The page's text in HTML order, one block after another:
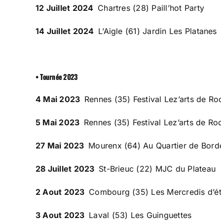
12 Juillet 2024 Chartres (28) Paill’hot Party
14 Juillet 2024 L’Aigle (61) Jardin Les Platanes
• Tournée 2023
4 Mai 2023 Rennes (35) Festival Lez’arts de
5 Mai 2023 Rennes (35) Festival Lez’arts de
27 Mai 2023 Mourenx (64) Au Quartier de
28 Juillet 2023 St-Brieuc (22) MJC du Plateau
2 Aout 2023 Combourg (35) Les Mercredis
3 Aout 2023 Laval (53) Les Guinguettes